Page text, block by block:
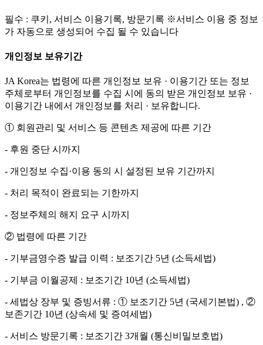
필수 : 쿠키, 서비스 이용기록, 방문기록 ※서비스 이용 중 정보
가 자동으로 생성되어 수집 될 수 있습니다
개인정보 보유기간
JA Korea는 법령에 따른 개인정보 보유 · 이용기간 또는 정보
주체로부터 개인정보를 수집 시에 동의 받은 개인정보 보유 ·
이용기간 내에서 개인정보를 처리 · 보유합니다.
① 회원관리 및 서비스 등 콘텐츠 제공에 따른 기간
- 후원 중단 시까지
- 개인정보 수집·이용 동의 시 설정된 보유 기간까지
- 처리 목적이 완료되는 기한까지
- 정보주체의 해지 요구 시까지
② 법령에 따른 기간
- 기부금영수증 발급 이력 : 보조기간 5년 (소득세법)
- 기부금 이월공제 : 보조기간 10년 (소득세법)
- 세법상 장부 및 증빙서류 : ① 보조기간 5년 (국세기본법) , ②
보존기간 10년 (상속세 및 증여세법)
- 서비스 방문기록 : 보조기간 3개월 (통신비밀보호법)